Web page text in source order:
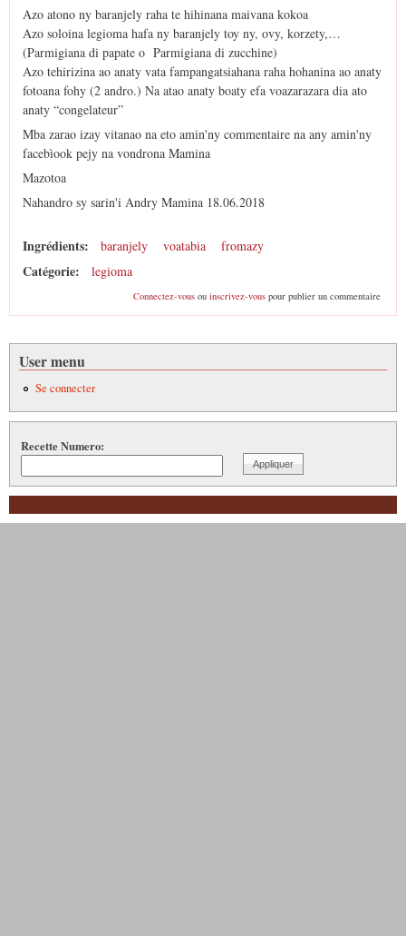
Azo atono ny baranjely raha te hihinana maivana kokoa
Azo soloina legioma hafa ny baranjely toy ny, ovy, korzety,…
(Parmigiana di papate o Parmigiana di zucchine)
Azo tehirizina ao anaty vata fampangatsiahana raha hohanina ao anaty
fotoana fohy (2 andro.) Na atao anaty boaty efa voazarazara dia ato
anaty “congelateur”
Mba zarao izay vitanao na eto amin'ny commentaire na any amin'ny
facebìook pejy na vondrona Mamina
Mazotoa
Nahandro sy sarin'i Andry Mamina 18.06.2018
Ingrédients: baranjely voatabia fromazy
Catégorie: legioma
Connectez-vousou inscrivez-vouspour publier un commentaire
User menu
Se connecter
Recette Numero: